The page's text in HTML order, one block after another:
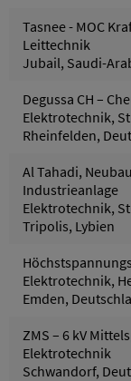
Tasnee - MOC
Leittechnik
Jubail, Saudi-
Degussa CH –
Elektrotechnik,
Rheinfelden,
Al Tahadi,
Industrieanlage
Elektrotechnik,
Tripolis, Lybien
Elektrotechnik,
Emden,
ZMS – 6 kV
Elektrotechnik
Schwandorf,